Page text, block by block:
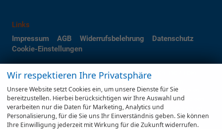
Links
Impressum
AGB Widerrufsbelehrung
Datenschutz
Cookie-Einstellungen
Weitere Informationen zum offiziellen Kraftstoffverbrauch und zu den
offiziellen spezifischen CO
-Emissionen und gegebenenfalls zum
Stromverbrauch neuer PKW können dem 'Leitfaden über den offiziellen
Kraftstoffverbrauch, die offiziellen spezifischen CO 2-Emissionen und den
offiziellen Stromverbrauch neuer PKW' entnommen werden, der an allen
Verkaufsstellen und bei der 'Deutschen Automobil Treuhand GmbH'
unentgeltlich erhältlich ist unter www.dat.de.
Wir respektieren Ihre Privatsphäre
Unsere Website setzt Cookies ein, um unsere Dienste für Sie
bereitzustellen. Hierbei berücksichtigen wir Ihre Auswahl und
verarbeiten nur die Daten für Marketing, Analytics und
Personalisierung, für die Sie uns Ihr Einverständnis geben. Sie können
Ihre Einwilligung jederzeit mit Wirkung für die Zukunft widerrufen.